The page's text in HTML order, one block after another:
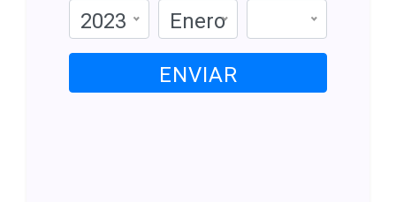
2023 Enero
ENVIAR